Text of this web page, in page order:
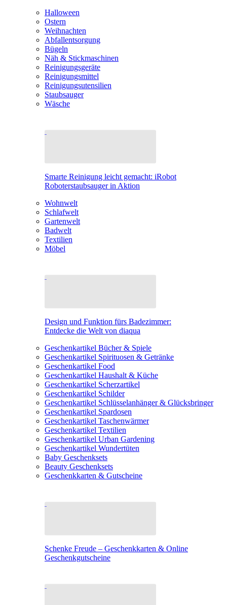
Halloween
Ostern
Weihnachten
Abfallentsorgung
Bügeln
Näh & Stickmaschinen
Reinigungsgeräte
Reinigungsmittel
Reinigungsutensilien
Staubsauger
Wäsche
Smarte Reinigung leicht gemacht: iRobot
Roboterstaubsauger in Aktion
Wohnwelt
Schlafwelt
Gartenwelt
Badwelt
Textilien
Möbel
Design und Funktion fürs Badezimmer:
Entdecke die Welt von diaqua
Geschenkartikel Bücher & Spiele
Geschenkartikel Spirituosen & Getränke
Geschenkartikel Food
Geschenkartikel Haushalt & Küche
Geschenkartikel Scherzartikel
Geschenkartikel Schilder
Geschenkartikel Schlüsselanhänger & Glücksbringer
Geschenkartikel Spardosen
Geschenkartikel Taschenwärmer
Geschenkartikel Textilien
Geschenkartikel Urban Gardening
Geschenkartikel Wundertüten
Baby Geschenksets
Beauty Geschenksets
Geschenkkarten & Gutscheine
Schenke Freude – Geschenkkarten & Online
Geschenkgutscheine